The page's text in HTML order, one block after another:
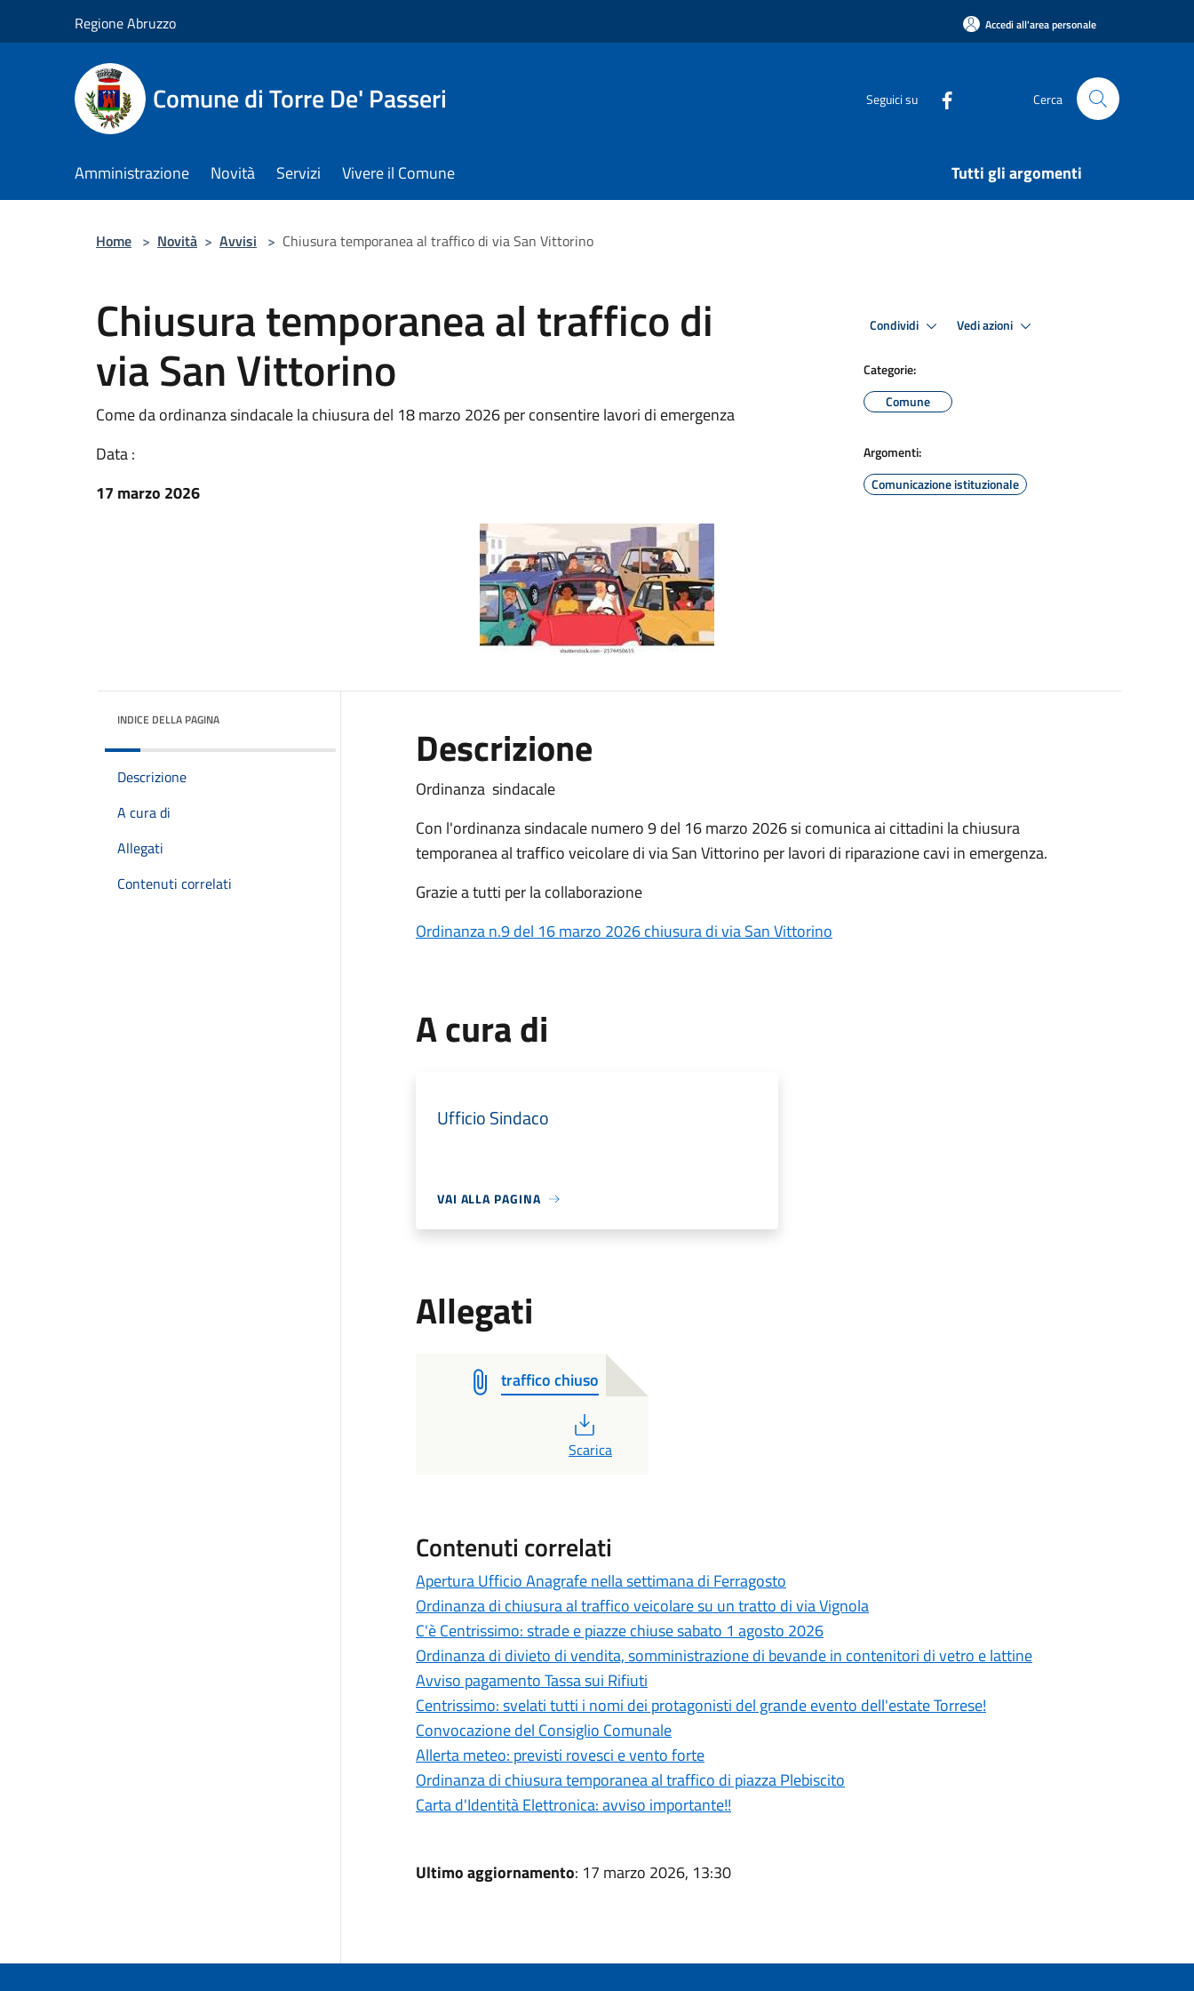
Regione Abruzzo Accedi all'area personale
Comune di Torre De' Passeri Seguici su Cerca
Amministrazione Novità Servizi Vivere il Comune Tutti gli argomenti
Home > Novità > Avvisi > Chiusura temporanea al traffico di via San Vittorino
Chiusura temporanea al traffico di
via San Vittorino
Come da ordinanza sindacale la chiusura del 18 marzo 2026 per consentire lavori di emergenza
Data :
17 marzo 2026
Condividi Vedi azioni
Categorie:
Comune
Argomenti:
Comunicazione istituzionale
INDICE DELLA PAGINA
Descrizione
A cura di
Allegati
Contenuti correlati
Descrizione
Ordinanza sindacale
Con l'ordinanza sindacale numero 9 del 16 marzo 2026 si comunica ai cittadini la chiusura
temporanea al traffico veicolare di via San Vittorino per lavori di riparazione cavi in emergenza.
Grazie a tutti per la collaborazione
Ordinanza n.9 del 16 marzo 2026 chiusura di via San Vittorino
A cura di
Ufficio Sindaco
VAI ALLA PAGINA
Allegati
traffico chiuso
PDF
Scarica
Contenuti correlati
Apertura Ufficio Anagrafe nella settimana di Ferragosto
Ordinanza di chiusura al traffico veicolare su un tratto di via Vignola
C'è Centrissimo: strade e piazze chiuse sabato 1 agosto 2026
Ordinanza di divieto di vendita, somministrazione di bevande in contenitori di vetro e lattine
Avviso pagamento Tassa sui Rifiuti
Centrissimo: svelati tutti i nomi dei protagonisti del grande evento dell'estate Torrese!
Convocazione del Consiglio Comunale
Allerta meteo: previsti rovesci e vento forte
Ordinanza di chiusura temporanea al traffico di piazza Plebiscito
Carta d'Identità Elettronica: avviso importante!!
Ultimo aggiornamento: 17 marzo 2026, 13:30